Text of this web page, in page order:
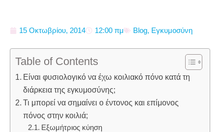
15 Οκτωβρίου, 2014 12:00 πμ Blog, Εγκυμοσύνη
Table of Contents
Είναι φυσιολογικό να έχω κοιλιακό πόνο κατά τη
διάρκεια της εγκυμοσύνης;
Τι μπορεί να σημαίνει ο έντονος και επίμονος
πόνος στην κοιλιά;
Εξωμήτριος κύηση